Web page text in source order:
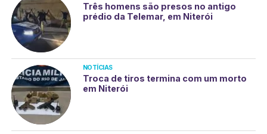
Três homens são presos no antigo
prédio da Telemar, em Niterói
NOTÍCIAS
Troca de tiros termina com um morto
em Niterói